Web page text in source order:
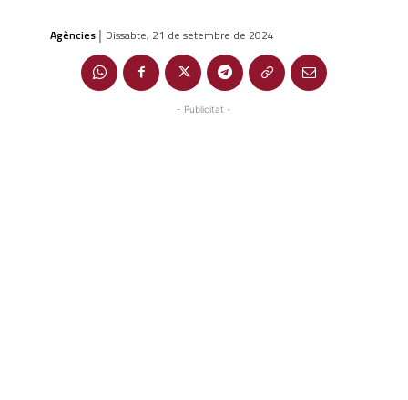
Agències | Dissabte, 21 de setembre de 2024
- Publicitat -